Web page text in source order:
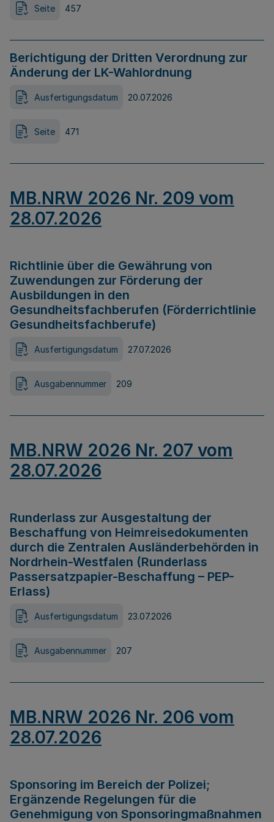
Seite 457
Berichtigung der Dritten Verordnung zur
Änderung der LK-Wahlordnung
Ausfertigungsdatum 20.07.2026
Seite 471
MB.NRW 2026 Nr. 209 vom
28.07.2026
Richtlinie über die Gewährung von
Zuwendungen zur Förderung der
Ausbildungen in den
Gesundheitsfachberufen (Förderrichtlinie
Gesundheitsfachberufe)
Ausfertigungsdatum 27.07.2026
Ausgabennummer 209
MB.NRW 2026 Nr. 207 vom
28.07.2026
Runderlass zur Ausgestaltung der
Beschaffung von Heimreisedokumenten
durch die Zentralen Ausländerbehörden in
Nordrhein-Westfalen (Runderlass
Passersatzpapier-Beschaffung – PEP-
Erlass)
Ausfertigungsdatum 23.07.2026
Ausgabennummer 207
MB.NRW 2026 Nr. 206 vom
28.07.2026
Sponsoring im Bereich der Polizei;
Ergänzende Regelungen für die
Genehmigung von Sponsoringmaßnahmen